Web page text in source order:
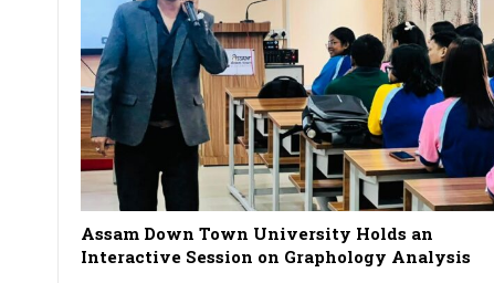
Assam Down Town University Holds an
Interactive Session on Graphology Analysis